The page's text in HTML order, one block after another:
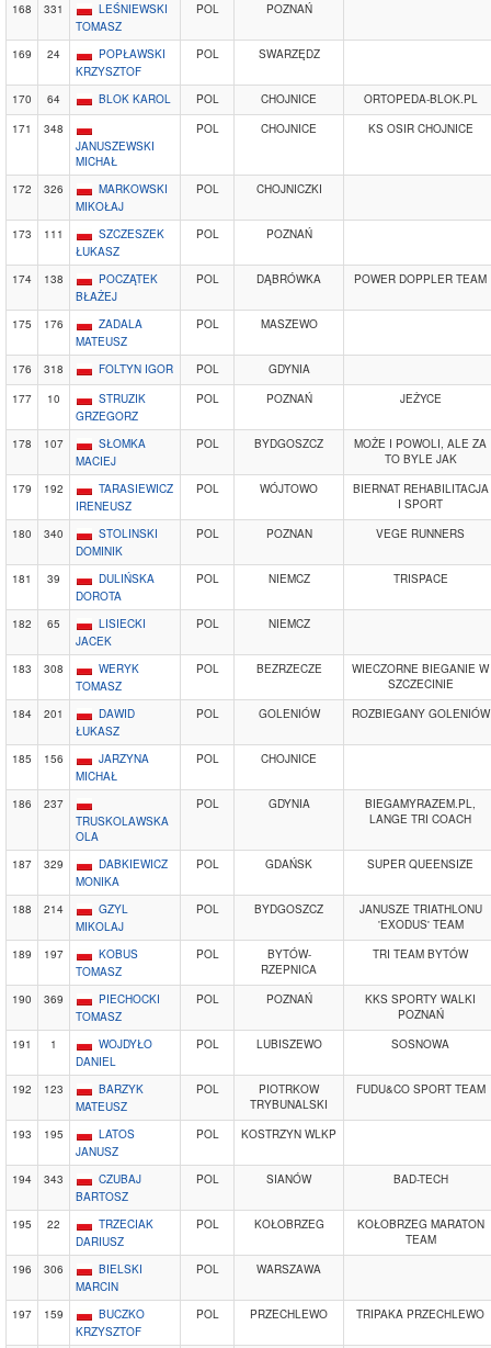
168
331
LEŚNIEWSKI
TOMASZ
POL POZNAŃ
169 24
POPŁAWSKI
KRZYSZTOF
POL SWARZĘDZ
170 64 BLOK KAROL POL CHOJNICE
ORTOPEDA-BLOK.PL
171
348
JANUSZEWSKI
MICHAŁ
POL CHOJNICE KS OSIR CHOJNICE
172 326
MARKOWSKI
MIKOŁAJ
POL CHOJNICZKI
173 111
SZCZESZEK
ŁUKASZ
POL POZNAŃ
174 138
POCZĄTEK
BŁAŻEJ
POL DĄBRÓWKA POWER DOPPLER TEAM
175 176
ZADALA
MATEUSZ
POL MASZEWO
176 318 FOLTYN IGOR POL
GDYNIA
177
10
STRUZIK
GRZEGORZ
POL POZNAŃ JEŻYCE
178 107
SŁOMKA
MACIEJ
POL BYDGOSZCZ
MOŻE I POWOLI, ALE ZA
TO BYLE JAK
179
192
TARASIEWICZ
IRENEUSZ
POL WÓJTOWO
BIERNAT REHABILITACJA
I SPORT
180
340
STOLINSKI
DOMINIK
POL POZNAN VEGE RUNNERS
181 39
DULIŃSKA
DOROTA
POL NIEMCZ TRISPACE
182 65
LISIECKI
JACEK
POL NIEMCZ
183 308
WERYK
TOMASZ
POL BEZRZECZE
WIECZORNE BIEGANIE W
SZCZECINIE
184
201
DAWID
ŁUKASZ
POL GOLENIÓW ROZBIEGANY GOLENIÓW
185 156
JARZYNA
MICHAŁ
POL CHOJNICE
186
237
TRUSKOLAWSKA
OLA
POL GDYNIA
BIEGAMYRAZEM.PL,
LANGE TRI COACH
187 329
DABKIEWICZ
MONIKA
POL GDAŃSK SUPER QUEENSIZE
188 214
GZYL
MIKOLAJ
POL BYDGOSZCZ
JANUSZE TRIATHLONU
'EXODUS' TEAM
189
197
KOBUS
TOMASZ
POL
BYTÓW-
RZEPNICA
TRI TEAM BYTÓW
190 369
PIECHOCKI
TOMASZ
POL POZNAŃ
KKS SPORTY WALKI
POZNAŃ
191
1
WOJDYŁO
DANIEL
POL LUBISZEWO SOSNOWA
192 123
BARZYK
MATEUSZ
POL
PIOTRKOW
TRYBUNALSKI
FUDU&CO SPORT TEAM
193 195
LATOS
JANUSZ
POL KOSTRZYN WLKP
194 343
CZUBAJ
BARTOSZ
POL SIANÓW BAD-TECH
195 22
TRZECIAK
DARIUSZ
POL KOŁOBRZEG
KOŁOBRZEG MARATON
TEAM
196
306
BIELSKI
MARCIN
POL WARSZAWA
197 159
BUCZKO
KRZYSZTOF
POL PRZECHLEWO TRIPAKA PRZECHLEWO